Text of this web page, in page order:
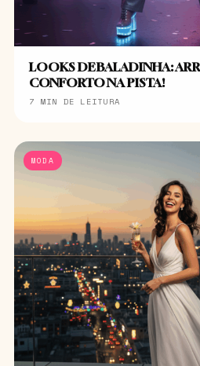
LOOKS DE BALADINHA:
CONFORTO NA PISTA!
7 MIN DE LEITURA
MODA